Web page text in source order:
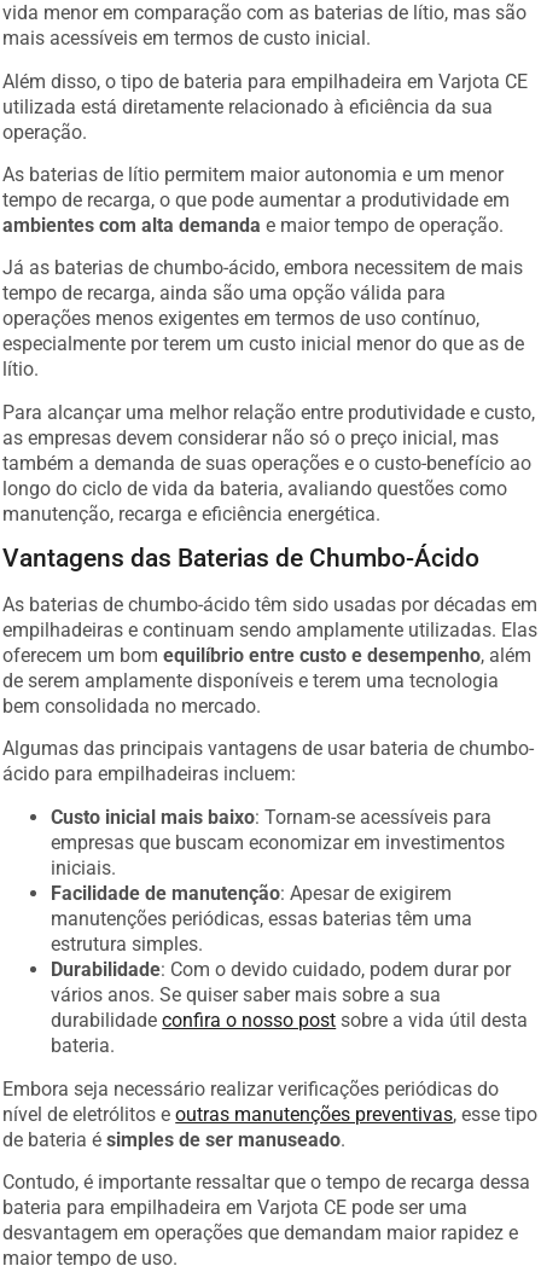
vida menor em comparação com as baterias de lítio, mas são
mais acessíveis em termos de custo inicial.
Além disso, o tipo de bateria para empilhadeira em Varjota CE
utilizada está diretamente relacionado à eficiência da sua
operação.
As baterias de lítio permitem maior autonomia e um menor
tempo de recarga, o que pode aumentar a produtividade em
ambientes com alta demanda e maior tempo de operação.
Já as baterias de chumbo-ácido, embora necessitem de mais
tempo de recarga, ainda são uma opção válida para
operações menos exigentes em termos de uso contínuo,
especialmente por terem um custo inicial menor do que as de
lítio.
Para alcançar uma melhor relação entre produtividade e custo,
as empresas devem considerar não só o preço inicial, mas
também a demanda de suas operações e o custo-benefício ao
longo do ciclo de vida da bateria, avaliando questões como
manutenção, recarga e eficiência energética.
Vantagens das Baterias de Chumbo-Ácido
As baterias de chumbo-ácido têm sido usadas por décadas em
empilhadeiras e continuam sendo amplamente utilizadas. Elas
oferecem um bomequilíbrio entre custo e desempenho , além
de serem amplamente disponíveis e terem uma tecnologia
bem consolidada no mercado.
Algumas das principais vantagens de usar bateria de chumbo-
ácido para empilhadeiras incluem:
Custo inicial mais baixo: Tornam-se acessíveis para
empresas que buscam economizar em investimentos
iniciais.
Facilidade de manutenção: Apesar de exigirem
manutenções periódicas, essas baterias têm uma
estrutura simples.
Durabilidade: Com o devido cuidado, podem durar por
vários anos. Se quiser saber mais sobre a sua
durabilidadeconfira o nosso post sobre a vida útil desta
bateria.
Embora seja necessário realizar verificações periódicas do
nível de eletrólitos eoutras manutenções preventivas , esse tipo
de bateria ésimples de ser manuseado
Contudo, é importante ressaltar que o tempo de recarga dessa
bateria para empilhadeira em Varjota CE pode ser uma
desvantagem em operações que demandam maior rapidez e
maior tempo de uso.